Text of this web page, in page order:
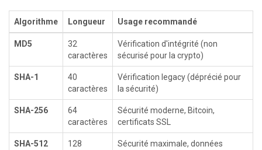
Algorithme Longueur Usage recommandé
MD5
32
caractères
Vérification d'intégrité (non
sécurisé pour la crypto)
SHA-1
40
caractères
Vérification legacy (déprécié pour
la sécurité)
SHA-256
64
caractères
Sécurité moderne, Bitcoin,
certificats SSL
SHA-512
128
Sécurité maximale, données